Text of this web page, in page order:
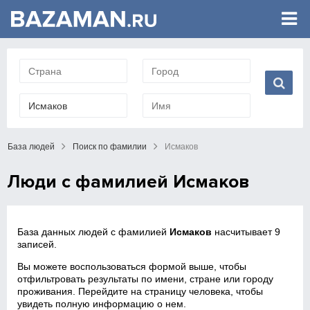
База людей Поиск по фамилии Исмаков
Люди с фамилией Исмаков
База данных людей с фамилией Исмаков насчитывает 9
записей.
Вы можете воспользоваться формой выше, чтобы
отфильтровать результаты по имени, стране или городу
проживания. Перейдите на страницу человека, чтобы
увидеть полную информацию о нем.